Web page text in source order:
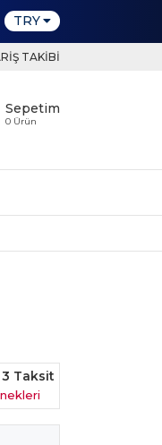
TRY
TAKIBI
Sepetim
0 Ürün
Taksit